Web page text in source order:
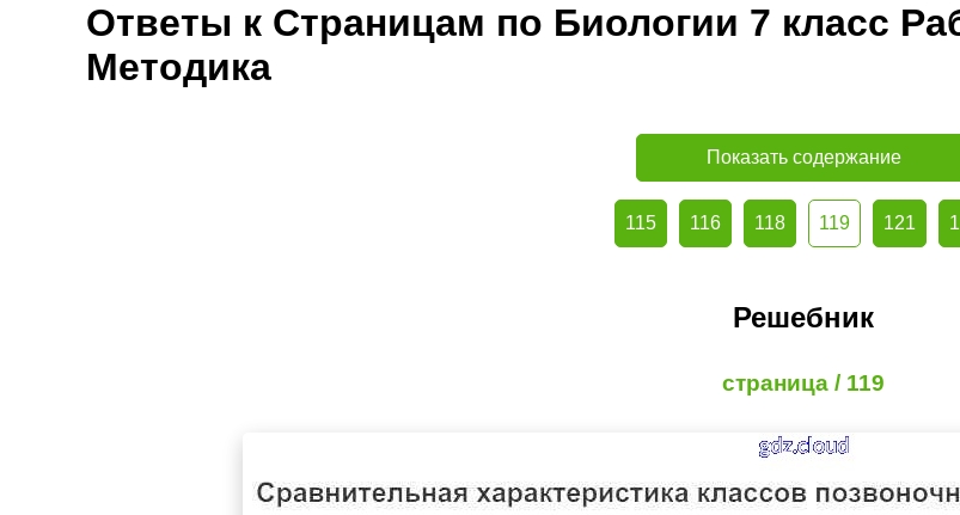
Ответы к Страницам по Биологии 7 класс
Методика
Показать содержание
115 116 118 119 121
Решебник
страница / 119